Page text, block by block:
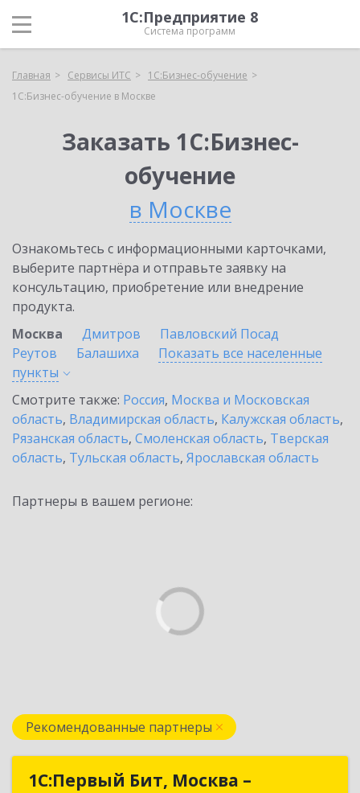
1С:Предприятие 8
Система программ
Главная Сервисы ИТС
1С:Бизнес-обучение
1С:Бизнес-обучение в Москве
Заказать 1С:Бизнес-
обучение
в Москве
Ознакомьтесь с информационными карточками,
выберите партнёра и отправьте заявку на
консультацию, приобретение или внедрение
продукта.
Москва
Дмитров
Павловский Посад
Реутов
Балашиха
Показать все населенные
пункты
Смотрите также: Россия, Москва и Московская
область, Владимирская область, Калужская область,
Рязанская область, Смоленская область, Тверская
область, Тульская область, Ярославская область
Партнеры в вашем регионе:
Рекомендованные партнеры
1С:Первый Бит, Москва –
1С:Первый Бит, Москва –